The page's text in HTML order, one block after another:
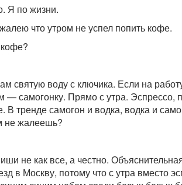
Я по жизни.
что утром не успел попить кофе.
святую воду с ключика. Если на
самогонку. Прямо с утра. Эспрессо,
В тренде самогон и водка, водка и
не жалеешь?
не как все, а честно.
в Москву, потому что с утра вместо